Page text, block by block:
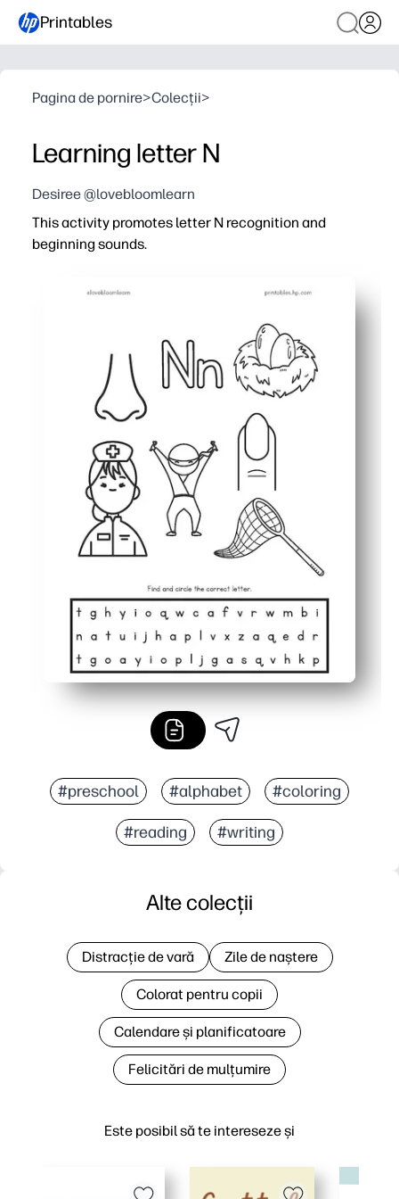
Printables
Pagina de pornire>Colecții>
Learning letter N
Desiree @lovebloomlearn
This activity promotes letter N recognition and
beginning sounds.
#preschool #alphabet #coloring
#reading #writing
Este posibil să te intereseze și
Alte colecții
Distracție de vară Zile de naștere
Colorat pentru copii
Calendare și planificatoare
Felicitări de mulțumire